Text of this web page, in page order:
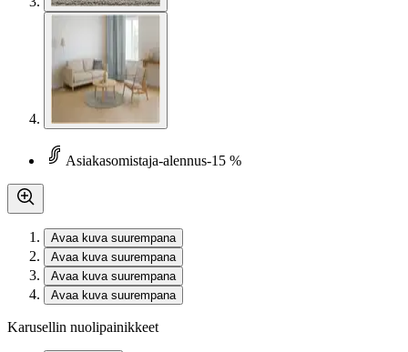
Asiakasomistaja-alennus-15 %
Avaa kuva suurempana
Avaa kuva suurempana
Avaa kuva suurempana
Avaa kuva suurempana
Karusellin nuolipainikkeet